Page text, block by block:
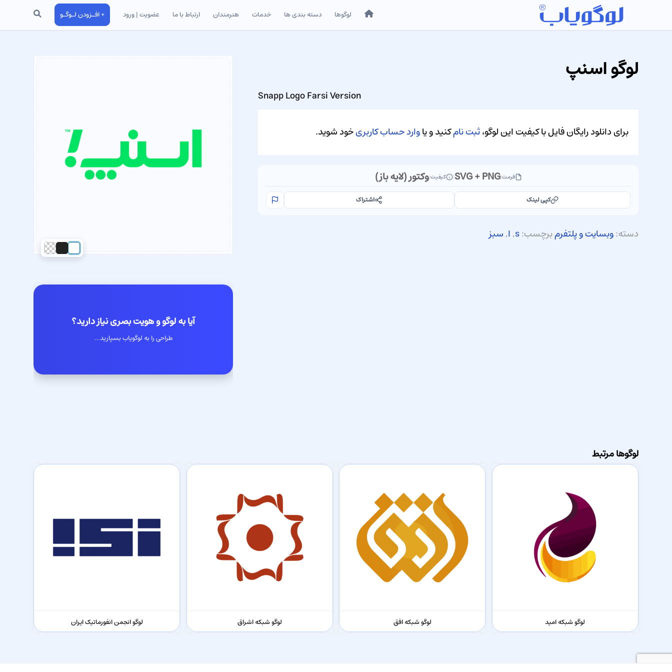
خانه لوگوها دسته بندی ها خدمات هنرمندان ارتباط با ما عضویت | ورود + افـزودن لـوگـو جستجو
آیا به لوگو و هویت بصری نیاز دارید؟
طراحی را به لوگویاب بسپارید...
لوگو اسنپ
Snapp Logo Farsi Version
برای دانلود رایگان فایل با کیفیت این لوگو،ثبت نامکنید و یاوارد حساب کاربریخود شوید.
فرمت:SVG + PNG
| کیفیت:وکتور (لایه باز)
کپی لینک اشتراک
دسته:وبسایت و پلتفرمبرچسب:s
,ا,سبز
لوگوها مرتبط
لوگو شبکه امید لوگو شبکه افق لوگو شبکه اشراق لوگو انجمن انفورماتیک ایران